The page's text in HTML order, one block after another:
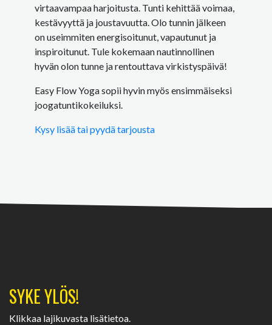
virtaavampaa harjoitusta. Tunti kehittää voimaa,
kestävyyttä ja joustavuutta. Olo tunnin jälkeen
on useimmiten energisoitunut, vapautunut ja
inspiroitunut. Tule kokemaan nautinnollinen
hyvän olon tunne ja rentouttava virkistyspäivä!
Easy Flow Yoga sopii hyvin myös ensimmäiseksi
joogatuntikokeiluksi.
Kysy lisää tai pyydä tarjousta
SYKE YLÖS!
Klikkaa lajikuvasta lisätietoa.